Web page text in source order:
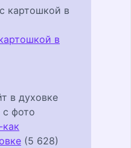
в
(5 628)